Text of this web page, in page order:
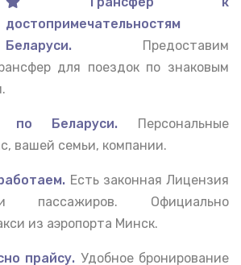
достопримечательностям
Беларуси. Предоставим
для поездок по знаковым
по Беларуси. Персональные
вашей семьи, компании.
Есть законная Лицензия
пассажиров. Официально
из аэропорта Минск.
прайсу. Удобное бронирование